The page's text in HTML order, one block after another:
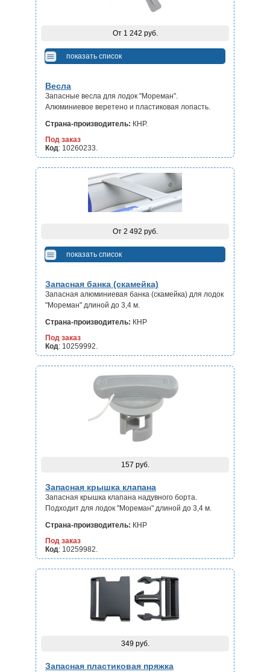
Весла
Запасные весла для лодок "Мореман".
Алюминиевое веретено и пластиковая лопасть.
Страна-производитель: КНР.
Под заказ
Код: 10260233.
От 1 242 руб.
показать список
Запасная банка (скамейка)
Запасная алюминиевая банка (скамейка) для лодок
"Мореман" длиной до 3,4 м.
Страна-производитель: КНР
Под заказ
Код: 10259992.
От 2 492 руб.
показать список
Запасная крышка клапана
Запасная крышка клапана надувного борта.
Подходит для лодок "Мореман" длиной до 3,4 м.
Страна-производитель: КНР
Под заказ
Код: 10259982.
157 руб.
Запасная пластиковая пряжка
349 руб.